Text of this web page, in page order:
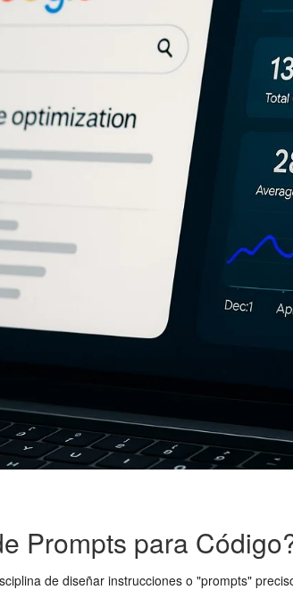
Prompts para
de diseñar instrucciones o "prompts"